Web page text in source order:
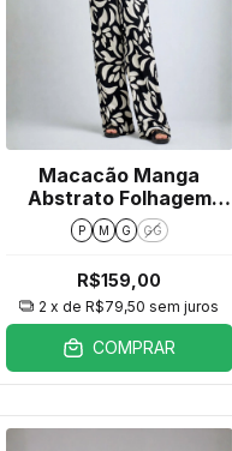
Macacão Manga
Abstrato Folhagem
Preto
P M G GG
R$159,00
2 x deR$79,50 sem juros
COMPRAR